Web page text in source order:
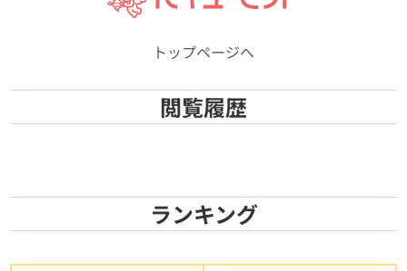
トップページへ
閲覧履歴
ランキング